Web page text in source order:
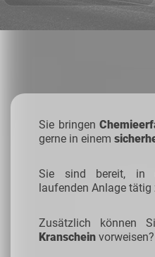
Sie bringen
gerne in einem
Sie sind bereit, in
laufenden Anlage tätig
Zusätzlich können
Kranschein vorweisen?